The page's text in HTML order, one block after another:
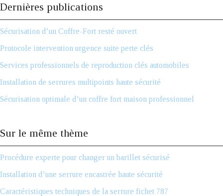
Dernières publications
Sécurisation d’un Coffre-Fort resté ouvert
Protocole intervention urgence suite perte clés
Services professionnels de reproduction clés automobiles
Installation de serrures multipoints haute sécurité
Sécurisation optimale d’un coffre fort maison professionnel
Sur le même thème
Procédure experte pour changer un barillet sécurisé
Installation d’une serrure encastrée haute sécurité
Caractéristiques techniques de la serrure fichet 787